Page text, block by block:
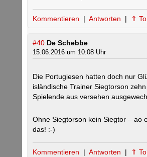
Kommentieren | Antworten | ⇑
#40 De Schebbe
15.06.2016 um 10:08 Uhr
Die Portugiesen hatten doch nur
isländische Trainer Siegtorson
Spielende aus versehen
Ohne Siegtorson kein Siegtor – ao
das! :-)
Kommentieren | Antworten | ⇑